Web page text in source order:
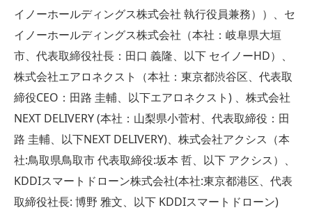
イノーホールディングス株式会社 執行役員兼務））、セ
イノーホールディングス株式会社（本社：岐阜県大垣
市、代表取締役社長：田口 義隆、以下 セイノーHD）、
株式会社エアロネクスト（本社：東京都渋谷区、代表取
締役CEO：田路 圭輔、以下エアロネクスト) 、株式会社
NEXT DELIVERY (本社：山梨県小菅村、代表取締役：田
路 圭輔、以下NEXT DELIVERY)、株式会社アクシス（本
社:鳥取県鳥取市 代表取締役:坂本 哲、以下 アクシス）、
KDDIスマートドローン株式会社(本社:東京都港区、代表
取締役社長: 博野 雅文、以下 KDDIスマートドローン)